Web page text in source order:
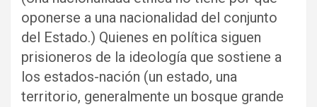
oponerse a una nacionalidad del conjunto
del Estado.) Quienes en política siguen
prisioneros de la ideología que sostiene a
los estados-nación (un estado, una
territorio, generalmente un bosque grande